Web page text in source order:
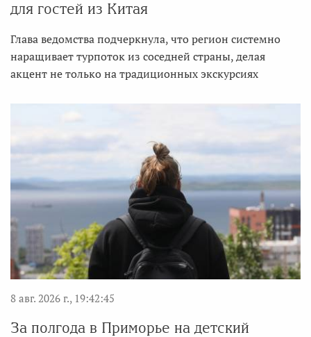
для гостей из Китая
Глава ведомства подчеркнула, что регион системно
наращивает турпоток из соседней страны, делая
акцент не только на традиционных экскурсиях
8 авг. 2026 г., 19:42:45
За полгода в Приморье на детский